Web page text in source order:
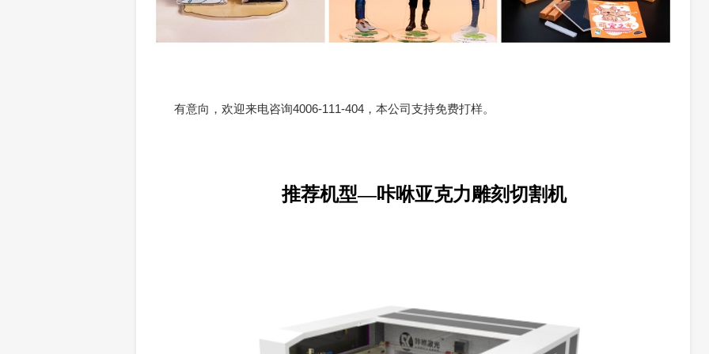
有意向，欢迎来电咨询4006-111-404，本公司支持免费打样。
推荐机型—咔咻亚克力雕刻切割机